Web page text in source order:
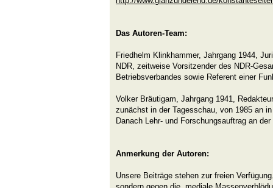
Das Autoren-Team:
Friedhelm Klinkhammer, Jahrgang 1944,
NDR, zeitweise Vorsitzender des NDR-
Betriebsverbandes sowie Referent einer
Volker Bräutigam, Jahrgang 1941,
zunächst in der Tagesschau, von 1985 an
Danach Lehr- und Forschungsauftrag an
Anmerkung der Autoren:
Unsere Beiträge stehen zur freien